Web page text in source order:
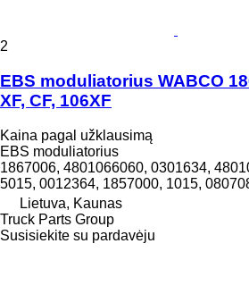
2
EBS moduliatorius WABCO
XF, CF, 106XF
Kaina pagal užklausimą
EBS moduliatorius
1867006, 4801066060, 0301634,
5015, 0012364, 1857000, 1015,
Lietuva, Kaunas
Truck Parts Group
Susisiekite su pardavėju